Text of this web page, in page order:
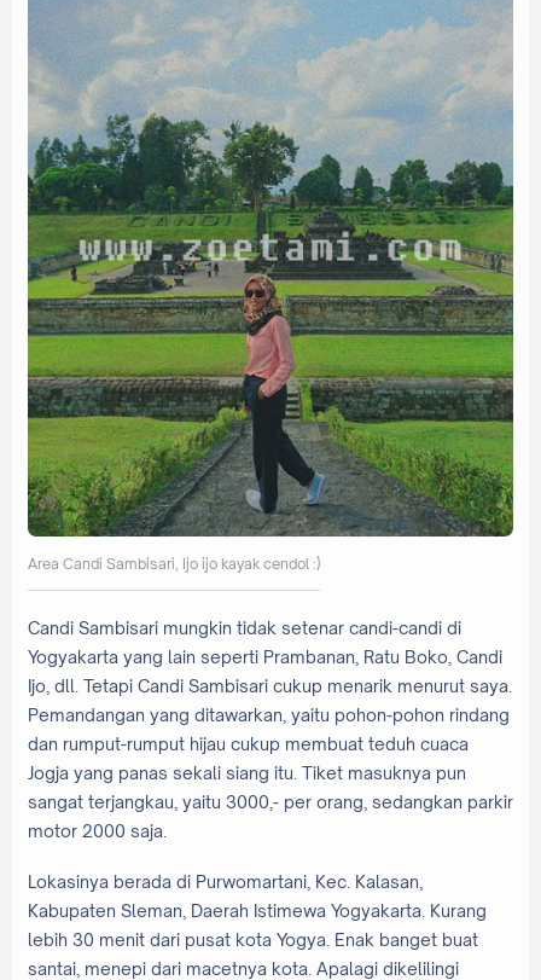
Area Candi Sambisari, Ijo ijo kayak cendol :)
Candi Sambisari mungkin tidak setenar candi-candi di
Yogyakarta yang lain seperti Prambanan, Ratu Boko, Candi
Ijo, dll. Tetapi Candi Sambisari cukup menarik menurut saya.
Pemandangan yang ditawarkan, yaitu pohon-pohon rindang
dan rumput-rumput hijau cukup membuat teduh cuaca
Jogja yang panas sekali siang itu. Tiket masuknya pun
sangat terjangkau, yaitu 3000,- per orang, sedangkan parkir
motor 2000 saja.
Lokasinya berada di Purwomartani, Kec. Kalasan,
Kabupaten Sleman, Daerah Istimewa Yogyakarta. Kurang
lebih 30 menit dari pusat kota Yogya. Enak banget buat
santai, menepi dari macetnya kota. Apalagi dikelilingi